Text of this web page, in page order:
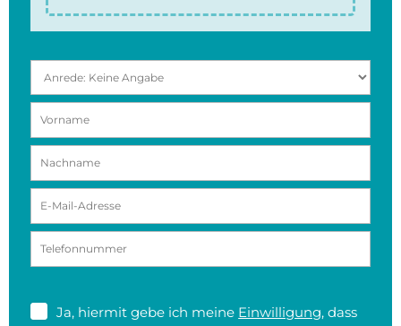
Ja, hiermit gebe ich meine Einwilligung, dass